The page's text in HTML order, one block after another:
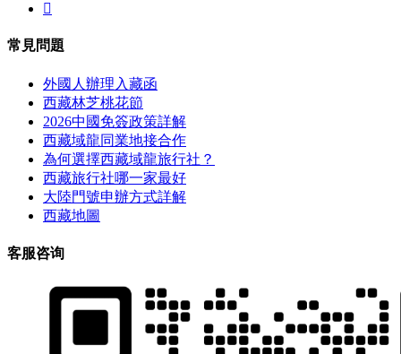

常見問題
外國人辦理入藏函
西藏林芝桃花節
2026中國免簽政策詳解
西藏域龍同業地接合作
為何選擇西藏域龍旅行社？
西藏旅行社哪一家最好
大陸門號申辦方式詳解
西藏地圖
客服咨询